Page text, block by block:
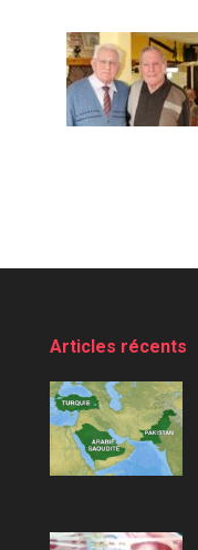
Articles récents